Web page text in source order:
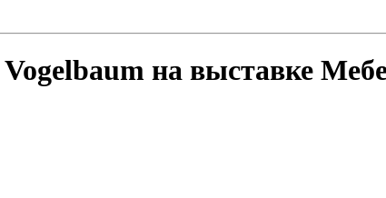
на выставке